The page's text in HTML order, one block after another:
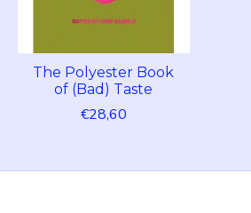
The Polyester Book
of (Bad) Taste
€28,60